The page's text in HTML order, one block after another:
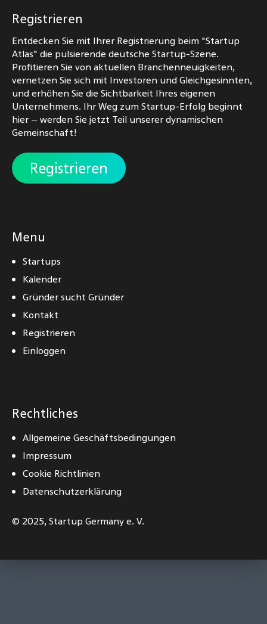
Registrieren
Entdecken Sie mit Ihrer Registrierung beim "Startup
Atlas" die pulsierende deutsche Startup-Szene.
Profitieren Sie von aktuellen Branchenneuigkeiten,
vernetzen Sie sich mit Investoren und Gleichgesinnten,
und erhöhen Sie die Sichtbarkeit Ihres eigenen
Unternehmens. Ihr Weg zum Startup-Erfolg beginnt
hier – werden Sie jetzt Teil unserer dynamischen
Gemeinschaft!
Registrieren
Menu
Startups
Kalender
Gründer sucht Gründer
Kontakt
Registrieren
Einloggen
Rechtliches
Allgemeine Geschäftsbedingungen
Impressum
Cookie Richtlinien
Datenschutzerklärung
© 2025,Startup Germany e. V.